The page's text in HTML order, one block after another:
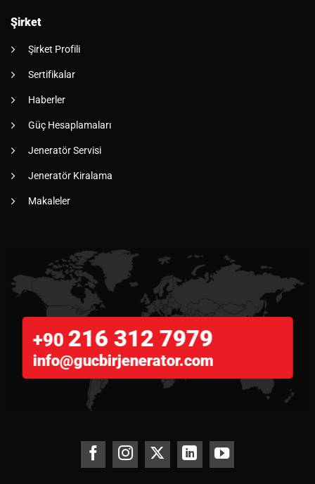
Şirket
Şirket Profili
Sertifikalar
Haberler
Güç Hesaplamaları
Jeneratör Servisi
Jeneratör Kiralama
Makaleler
+90 216 312 7979
info@gucbirjenerator.com